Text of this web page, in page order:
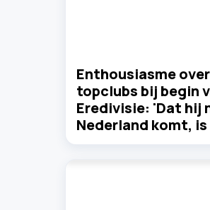
Enthousiasme over
topclubs bij begin
Eredivisie: 'Dat hij
Nederland komt,